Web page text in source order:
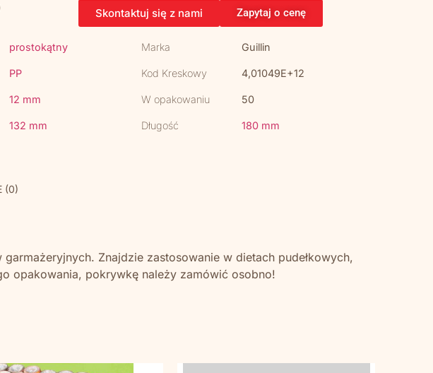
Skontaktuj się z nami Zapytaj o cenę
prostokątny Marka Guillin
PP Kod Kreskowy 4,01049E+12
12 mm W opakowaniu 50
132 mm Długość 180 mm
(0)
Znajdzie zastosowanie w dietach pudełkowych,
opakowania, pokrywkę należy zamówić osobno!